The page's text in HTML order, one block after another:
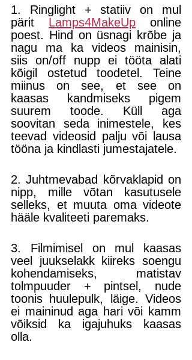
1. Ringlight + statiiv on mul
pärit Lamps4MakeUp online
poest. Hind on üsnagi krõbe ja
nagu ma ka videos mainisin,
siis on/off nupp ei tööta alati
kõigil ostetud toodetel. Teine
miinus on see, et see on
kaasas kandmiseks pigem
suurem toode. Küll aga
soovitan seda inimestele, kes
teevad videosid palju või lausa
tööna ja kindlasti jumestajatele.
2. Juhtmevabad kõrvaklapid on
nipp, mille võtan kasutusele
selleks, et muuta oma videote
hääle kvaliteeti paremaks.
3. Filmimisel on mul kaasas
veel juukselakk kiireks soengu
kohendamiseks, matistav
tolmpuuder + pintsel, nude
toonis huulepulk, läige. Videos
ei maininud aga hari või kamm
võiksid ka igajuhuks kaasas
olla.